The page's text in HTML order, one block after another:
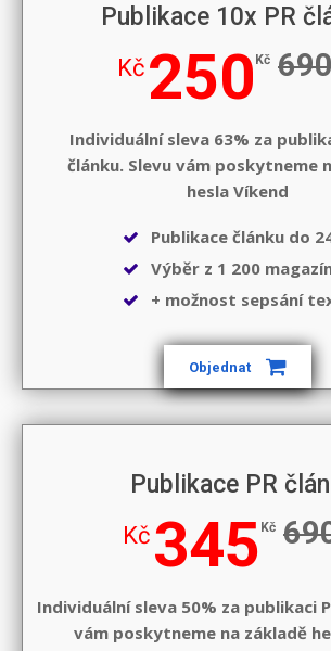
Publikace 10x PR
Kč 250 Kč
Individuální sleva 63% za
článku. Slevu vám poskytneme
hesla Víkend
Publikace článku do
Výběr z 1 200
+ možnost sepsání
Objednat
Publikace PR
Kč 345 Kč
Individuální sleva 50% za publikaci
vám poskytneme na základě